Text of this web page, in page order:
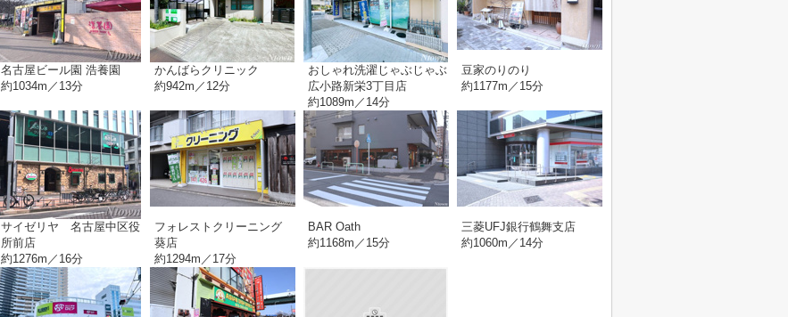
名古屋ビール園 浩養園
約1034m／13分
かんばらクリニック
約942m／12分
おしゃれ洗濯じゃぶじゃぶ
広小路新栄3丁目店
約1089m／14分
豆家のりのり
約1177m／15分
サイゼリヤ 名古屋中区役
所前店
約1276m／16分
フォレストクリーニング
葵店
約1294m／17分
BAR Oath
約1168m／15分
三菱UFJ銀行鶴舞支店
約1060m／14分